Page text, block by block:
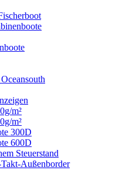
m²
m²
300D
600D
Steuerstand
Außenborder